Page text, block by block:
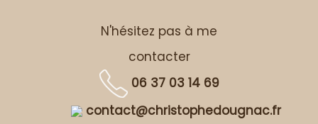
N'hésitez pas à me
contacter
06 37 03 14 69
contact@christophedougnac.fr